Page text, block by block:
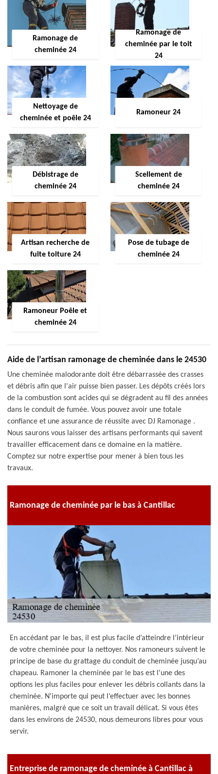
Ramonage de
cheminée 24
Ramonage de
cheminée par le toit
24
Nettoyage de
cheminée et poêle 24
Ramoneur 24
Débistrage de
cheminée 24
Scellement de
cheminée 24
Artisan recherche de
fuite toiture 24
Pose de tubage de
cheminée 24
Ramoneur Poêle et
cheminée 24
Aide de l’artisan ramonage de cheminée dans le 24530
Une cheminée malodorante doit être débarrassée des crasses
et débris afin que l'air puisse bien passer. Les dépôts créés lors
de la combustion sont acides qui se dégradent au fil des années
dans le conduit de fumée. Vous pouvez avoir une totale
confiance et une assurance de réussite avec DJ Ramonage .
Nous saurons vous laisser des artisans performants qui savent
travailler efficacement dans ce domaine en la matière.
Comptez sur notre expertise pour mener à bien tous les
travaux.
Ramonage de cheminée par le bas à Cantillac
En accédant par le bas, il est plus facile d’atteindre l’intérieur
de votre cheminée pour la nettoyer. Nos ramoneurs suivent le
principe de base du grattage du conduit de cheminée jusqu’au
chapeau. Ramoner la cheminée par le bas est l'une des
options les plus faciles pour enlever les débris collants dans la
cheminée. N'importe qui peut l’effectuer avec les bonnes
manières, malgré que ce soit un travail délicat. Si vous êtes
dans les environs de 24530, nous demeurons libres pour vous
servir.
Entreprise de ramonage de cheminée à Cantillac à